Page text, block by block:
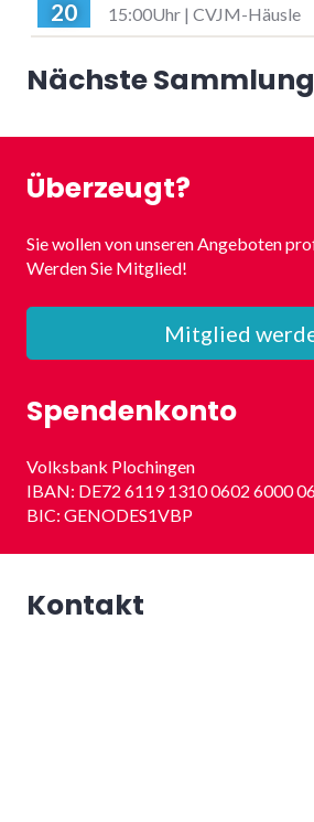
20 15:00Uhr | CVJM-Häusle
Nächste Sammlung
Überzeugt?
Sie wollen von unseren Angeboten
Werden Sie Mitglied!
Mitglied
Spendenkonto
Volksbank Plochingen
IBAN: DE72 6119 1310 0602 6000
BIC: GENODES1VBP
Kontakt